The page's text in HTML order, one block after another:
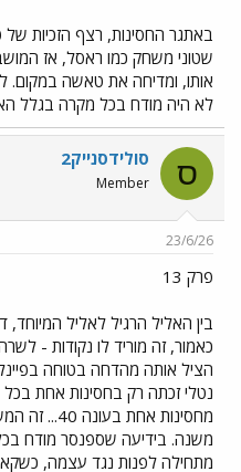
באתגר החסינות, רצף הזכיות
שטוני משחק כמו ראסל, אז
אותו, ומדיחה את טאשה במקום.
לא היה מודח בכל מקרה בגלל
ס סולידסנייק2
Member
23/6/26
פרק 13
כאמור, זה מוריד לו נקודות -
נטלי זכתה רק בחסינות אחת בכל
מחסינות
משנה. בידיעה שספנסר מודח
מתחילה לפנות נגד עצמה,